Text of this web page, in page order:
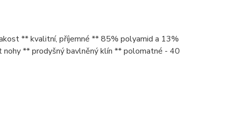
** kvalitní, příjemné ** 85% polyamid a 13%
** prodyšný bavlněný klín ** polomatné - 40